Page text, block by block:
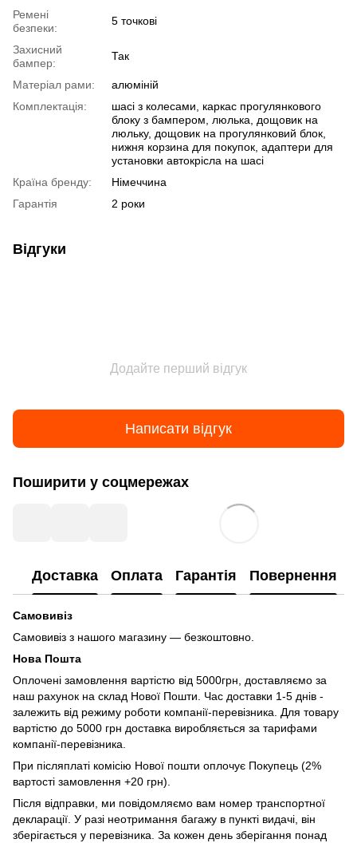
Ремені
безпеки:
5 точкові
Захисний
бампер:
Так
Матеріал рами:
алюміній
Комплектація:
шасі з колесами, каркас прогулянкового
блоку з бампером, люлька, дощовик на
люльку, дощовик на прогулянковий блок,
нижня корзина для покупок, адаптери для
установки автокрісла на шасі
Країна бренду:
Німеччина
Гарантія
2 роки
Відгуки
Додайте перший відгук
Написати відгук
Поширити у соцмережах
Доставка Оплата Гарантія Повернення
Самовивіз
Самовивіз з нашого магазину — безкоштовно.
Нова Пошта
Оплочені замовлення вартістю від 5000грн, доставляємо за
наш рахунок на склад Нової Пошти. Час доставки 1-5 днів -
залежить від режиму роботи компанії-перевізника. Для товару
вартістю до 5000 грн доставка виробляється за тарифами
компанії-перевізника.
При післяплаті комісію Нової пошти оплочує Покупець (2%
вартості замовлення +20 грн).
Після відправки, ми повідомляємо вам номер транспортної
декларації. У разі неотримання багажу в пункті видачі, він
зберігається у перевізника. За кожен день зберігання понад